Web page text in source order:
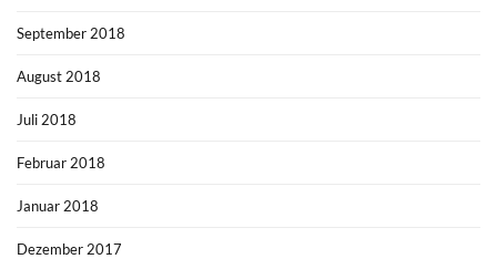
September 2018
August 2018
Juli 2018
Februar 2018
Januar 2018
Dezember 2017